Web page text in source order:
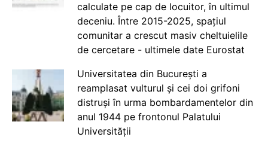
calculate pe cap de locuitor, în ultimul
deceniu. Între 2015-2025, spațiul
comunitar a crescut masiv cheltuielile
de cercetare - ultimele date Eurostat
Universitatea din București a
reamplasat vulturul și cei doi grifoni
distruși în urma bombardamentelor din
anul 1944 pe frontonul Palatului
Universității